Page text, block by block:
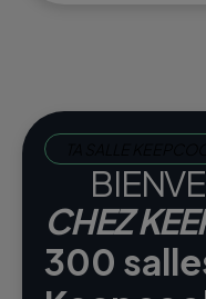
CHEZ
300